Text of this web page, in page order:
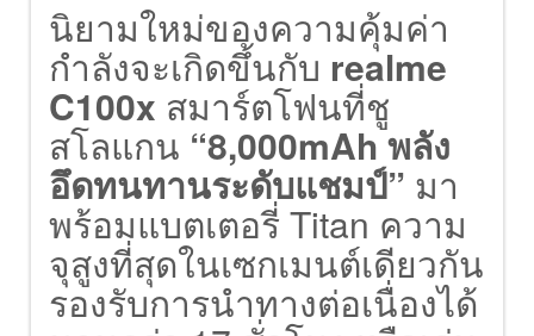
นิยามใหม่ของความคุ้มค่า
กำลังจะเกิดขึ้นกับ realme
C100x สมาร์ตโฟนที่ชู
สโลแกน “8,000mAh พลัง
อึดทนทานระดับแชมป์” มา
พร้อมแบตเตอรี่ Titan ความ
จุสูงที่สุดในเซกเมนต์เดียวกัน
รองรับการนำทางต่อเนื่องได้